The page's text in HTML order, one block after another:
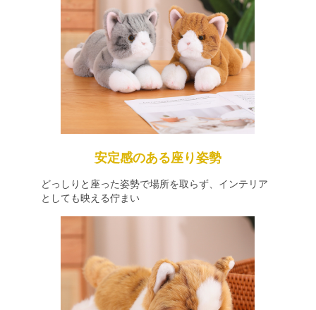
安定感のある座り姿勢
どっしりと座った姿勢で場所を取らず、インテリア
としても映える佇まい